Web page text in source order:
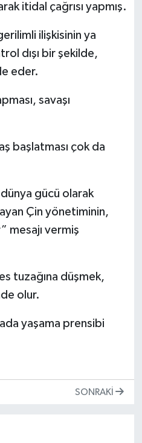
itidal çağrısı yapmış.
ilişkisinin ya
dışı bir şekilde,
eder.
savaşı
başlatması çok da
gücü olarak
Çin yönetiminin,
mesajı vermiş
tuzağına düşmek,
olur.
yaşama prensibi
SONRAKI